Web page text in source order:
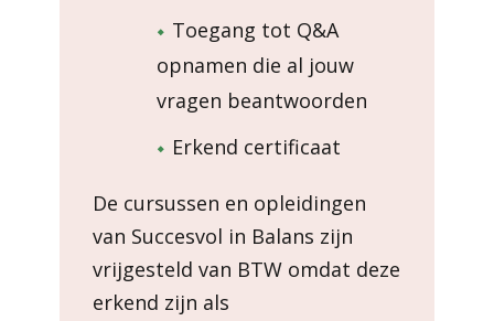
Toegang tot Q&A
opnamen die al jouw
vragen beantwoorden
Erkend certificaat
De cursussen en opleidingen
van Succesvol in Balans zijn
vrijgesteld van BTW omdat deze
erkend zijn als